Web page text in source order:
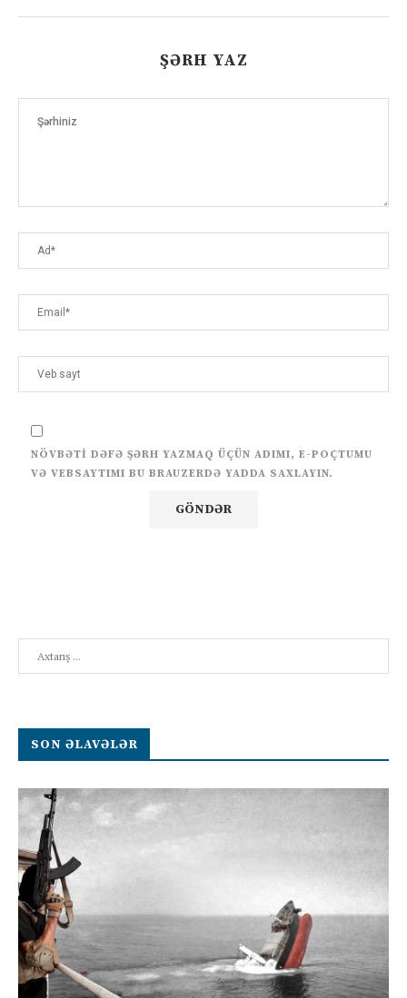
ŞƏRH YAZ
NÖVBƏTI DƏFƏ ŞƏRH YAZMAQ ÜÇÜN ADIMI, E-POÇTUMU
VƏ VEBSAYTIMI BU BRAUZERDƏ YADDA SAXLAYIN.
SON ƏLAVƏLƏR